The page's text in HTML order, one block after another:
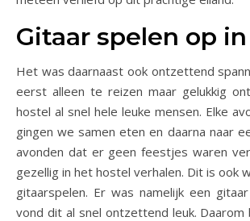
Gitaar spelen op
Het was daarnaast ook ontzettend
eerst alleen te reizen maar gelukkig
hostel al snel hele leuke mensen. Elke
gingen we samen eten en daarna naar
avonden dat er geen feestjes waren
gezellig in het hostel verhalen. Dit is ook
gitaarspelen. Er was namelijk een
vond dit al snel ontzettend leuk.